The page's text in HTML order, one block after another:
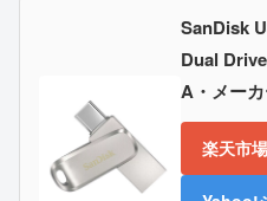
SanDisk
Dual
A・メーカ
楽天市